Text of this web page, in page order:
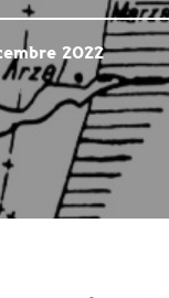
2022